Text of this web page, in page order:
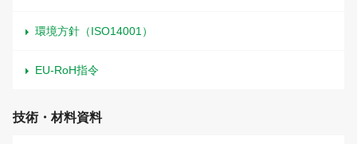
環境方針（ISO14001）
EU-RoH指令
技術・材料資料